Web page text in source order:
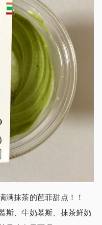
满抹茶的芭菲甜点！！
斯、牛奶慕斯、抹茶鲜奶